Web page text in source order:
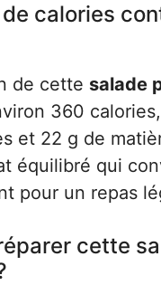
calories
de cette salade
360
et 22 g de
équilibré qui
pour un repas
cette